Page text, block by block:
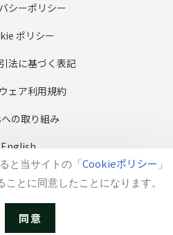
シーポリシー
ポリシー
法に基づく表記
ェア利用規約
の取り組み
English
TrafficSim Co., Ltd.
と当サイトの「Cookieポリシー 」
とに同意したことになります。
同意